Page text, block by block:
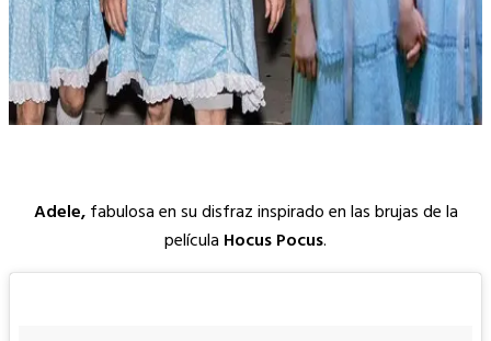
Adele,fabulosa en su disfraz inspirado en las brujas de la
película Hocus Pocus.